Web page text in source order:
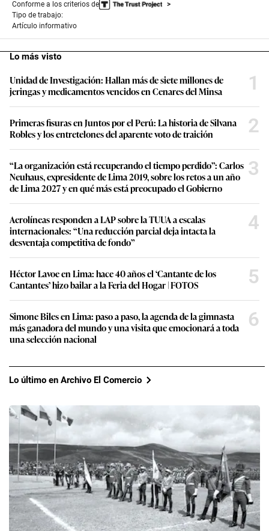
Conforme a los criterios de
Tipo de trabajo:
Artículo informativo
Lo más visto
Unidad de Investigación: Hallan más de siete millones de
jeringas y medicamentos vencidos en Cenares del Minsa
1
Primeras fisuras en Juntos por el Perú: La historia de Silvana
Robles y los entretelones del aparente voto de traición
2
“La organización está recuperando el tiempo perdido”: Carlos
Neuhaus, expresidente de Lima 2019, sobre los retos a un año
de Lima 2027 y en qué más está preocupado el Gobierno
3
Aerolíneas responden a LAP sobre la TUUA a escalas
internacionales: “Una reducción parcial deja intacta la
desventaja competitiva de fondo”
4
Héctor Lavoe en Lima: hace 40 años el ‘Cantante de los
Cantantes’ hizo bailar a la Feria del Hogar | FOTOS
5
Simone Biles en Lima: paso a paso, la agenda de la gimnasta
más ganadora del mundo y una visita que emocionará a toda
una selección nacional
6
Lo último en Archivo El Comercio